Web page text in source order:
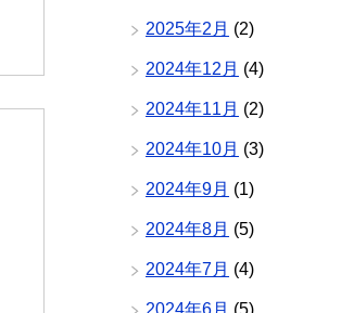
2025年2月 (2)
2024年12月 (4)
2024年11月 (2)
2024年10月 (3)
2024年9月 (1)
2024年8月 (5)
2024年7月 (4)